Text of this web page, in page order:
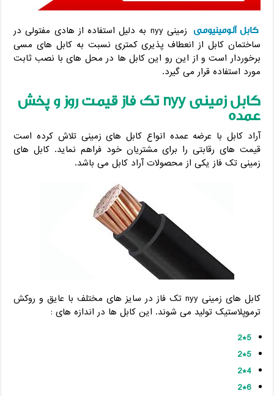
کابل آلومینیومی
زمینی nyy به دلیل استفاده از هادی مفتولی در
ساختمان کابل از انعطاف پذیری کمتری نسبت به کابل های مسی
برخوردار است و از این رو این کابل ها در محل های با نصب ثابت
مورد استفاده قرار می گیرد.
کابل زمینیnyyتک فاز قیمت روز و پخش
عمده
آراد کابل با عرضه عمده انواع کابل های زمینی تلاش کرده است
قیمت های رقابتی را برای مشتریان خود فراهم نماید. کابل های
زمینی تک فاز یکی از محصولات آراد کابل می باشد.
کابل های زمینی nyy تک فاز در سایز های مختلف با عایق و روکش
ترموپلاستیک تولید می شوند. این کابل ها در اندازه های :
5*2
5*2
4*2
6*2